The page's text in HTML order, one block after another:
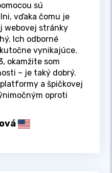
sú
vďaka čomu je
webovej stránky
Ich odborné
vynikajúce.
okamžite som
– je taký dobrý.
a špičkovej
oproti